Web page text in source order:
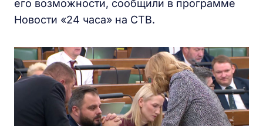
его возможности, сообщили в программе
Новости «24 часа» на СТВ.